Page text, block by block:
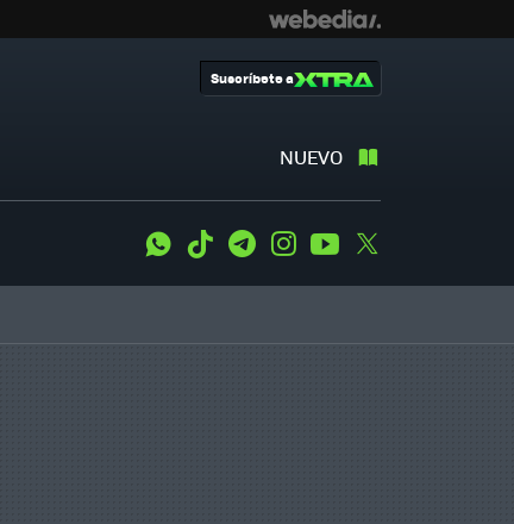
NUEVO
Suscríbete a
WhatsApp
Tiktok TelegramInstagramYoutube